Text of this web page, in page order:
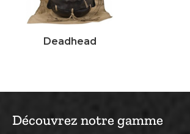
Deadhead
Découvrez notre gamme